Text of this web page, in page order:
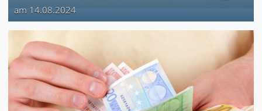
am 14.08.2024